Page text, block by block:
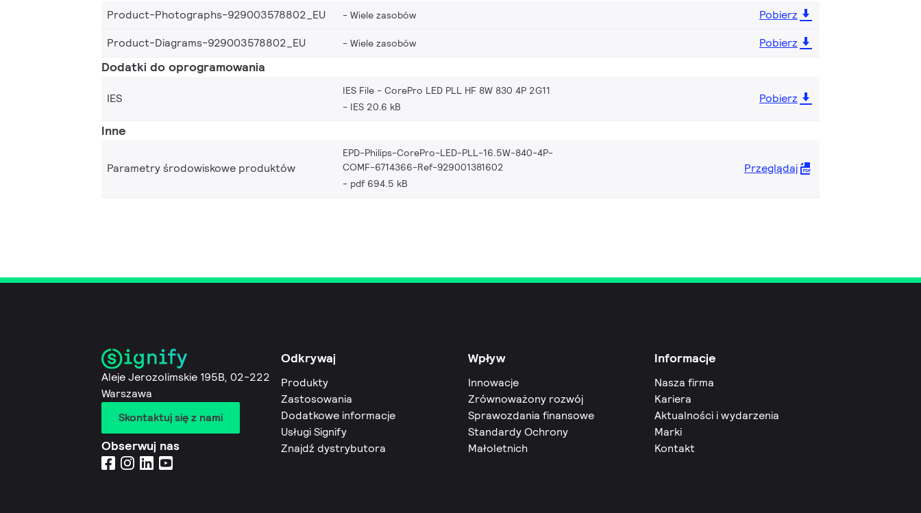
Product-Photographs-929003578802_EU Wiele zasobów
Pobierz
Product-Diagrams-929003578802_EU
Wiele zasobów Pobierz
Dodatki do oprogramowania
IES
IES File - CorePro LED PLL HF 8W 830 4P 2G11
IES 20.6 kB
Pobierz
Inne
Parametry środowiskowe produktów
EPD-Philips-CorePro-LED-PLL-16.5W-840-4P-
COMF-6714366-Ref-929001381602
pdf 694.5 kB
Przeglądaj
Aleje Jerozolimskie 195B, 02-222
Warszawa
Skontaktuj się z nami
Obserwuj nas
Odkrywaj
Produkty
Zastosowania
Dodatkowe informacje
Usługi Signify
Znajdź dystrybutora
Wpływ
Innowacje
Zrównoważony rozwój
Sprawozdania finansowe
Standardy Ochrony
Małoletnich
Informacje
Nasza firma
Kariera
Aktualności i wydarzenia
Marki
Kontakt